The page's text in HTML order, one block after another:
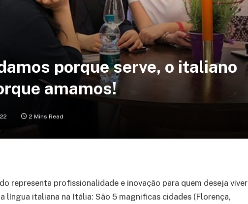
porque serve, o italiano
amamos!
2 Mins Read
representa profissionalidade e inovação para quem deseja viver
língua italiana na Itália: São 5 magnificas cidades (Florença,